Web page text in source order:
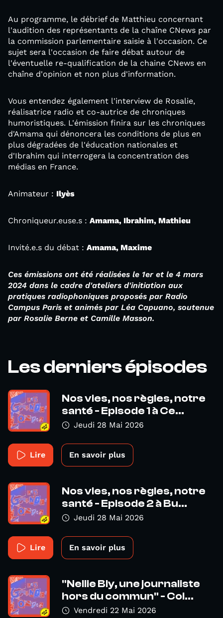
Au programme, le débrief de Matthieu concernant
l'audition des représentants de la chaîne CNews par
la commission parlementaire saisie à l'occasion. Ce
sujet sera l'occasion de faire débat autour de
l'éventuelle re-qualification de la chaine CNews en
chaîne d'opinion et non plus d'information.
Vous entendez également l'interview de Rosalie,
réalisatrice radio et co-autrice de chroniques
humoristiques. L'émission finira sur les chroniques
d'Amama qui dénoncera les conditions de plus en
plus dégradées de l'éducation nationales et
d'Ibrahim qui interrogera la concentration des
médias en France.
Animateur : Ilyès
Chroniqueur.euse.s : Amama, Ibrahim, Mathieu
Invité.e.s du débat : Amama, Maxime
Ces émissions ont été réalisées le 1er et le 4 mars
2024 dans le cadre d'ateliers d'initiation aux
pratiques radiophoniques proposés par Radio
Campus Paris et animés par Léa Capuano, soutenue
par Rosalie Berne et Camille Masson.
Les derniers épisodes
Nos vies, nos règles, notre
santé - Episode 1 à Ce...
Jeudi 28 Mai 2026
Lire En savoir plus
Nos vies, nos règles, notre
santé - Episode 2 à Bu...
Jeudi 28 Mai 2026
Lire En savoir plus
"Nellie Bly, une journaliste
hors du commun" - Col...
Vendredi 22 Mai 2026